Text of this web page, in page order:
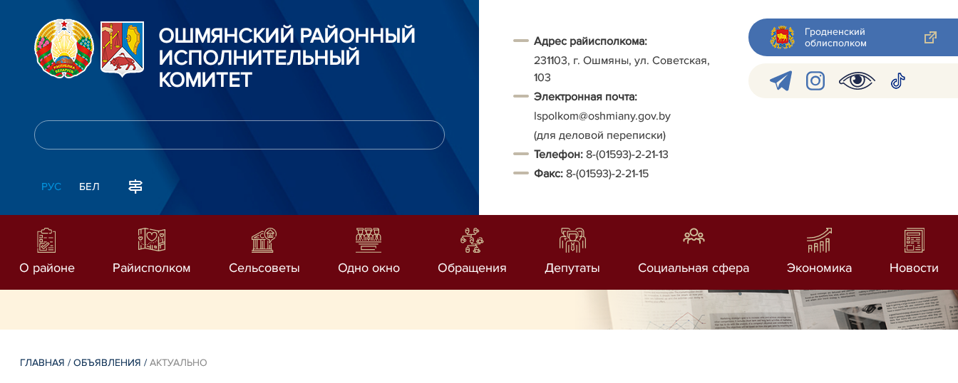
ОШМЯНСКИЙ РАЙОННЫЙ
ИСПОЛНИТЕЛЬНЫЙ
КОМИТЕТ
РУС БЕЛ
Адрес райисполкома:
231103, г. Ошмяны, ул. Советская,
103
Электронная почта:
Ispolkom@oshmiany.gov.by
(для деловой переписки)
Телефон: 8-(01593)-2-21-13
Факс: 8-(01593)-2-21-15
Гродненский
облисполком
О районе Райисполком Сельсоветы Одно окно Обращения Депутаты Социальная сфера Экономика Новости
ГЛАВНАЯ /ОБЪЯВЛЕНИЯ /АКТУАЛЬНО